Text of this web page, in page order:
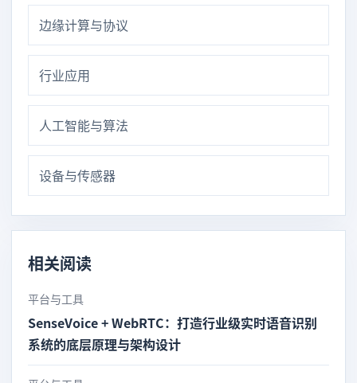
边缘计算与协议
行业应用
人工智能与算法
设备与传感器
相关阅读
平台与工具
SenseVoice + WebRTC：打造行业级实时语音识别
系统的底层原理与架构设计